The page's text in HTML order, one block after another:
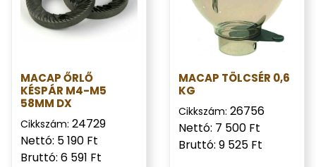
MACAP ŐRLŐ
KÉSPÁR M4-M5
58MM DX
Cikkszám: 24729
Nettó: 5 190 Ft
Bruttó: 6 591 Ft
MACAP TÖLCSÉR 0,6
KG
Cikkszám: 26756
Nettó: 7 500 Ft
Bruttó: 9 525 Ft